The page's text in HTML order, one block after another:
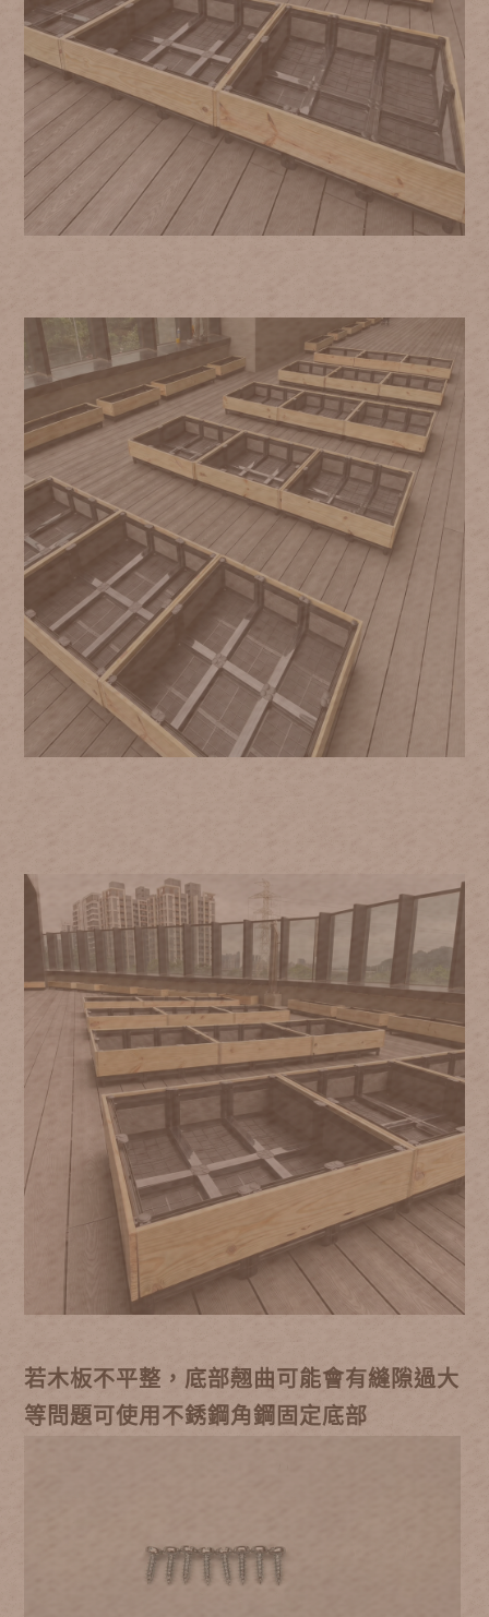
若木板不平整，底部翹曲可能會有縫隙過大
等問題可使用不銹鋼角鋼固定底部